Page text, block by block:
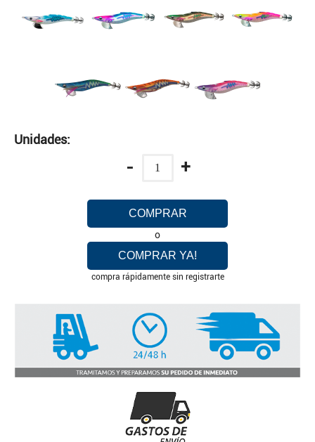
Unidades:
- +
COMPRAR
o
COMPRAR YA!
compra rápidamente sin registrarte